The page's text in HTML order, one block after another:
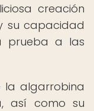
creación
su capacidad
prueba a las
la algarrobina
así como su